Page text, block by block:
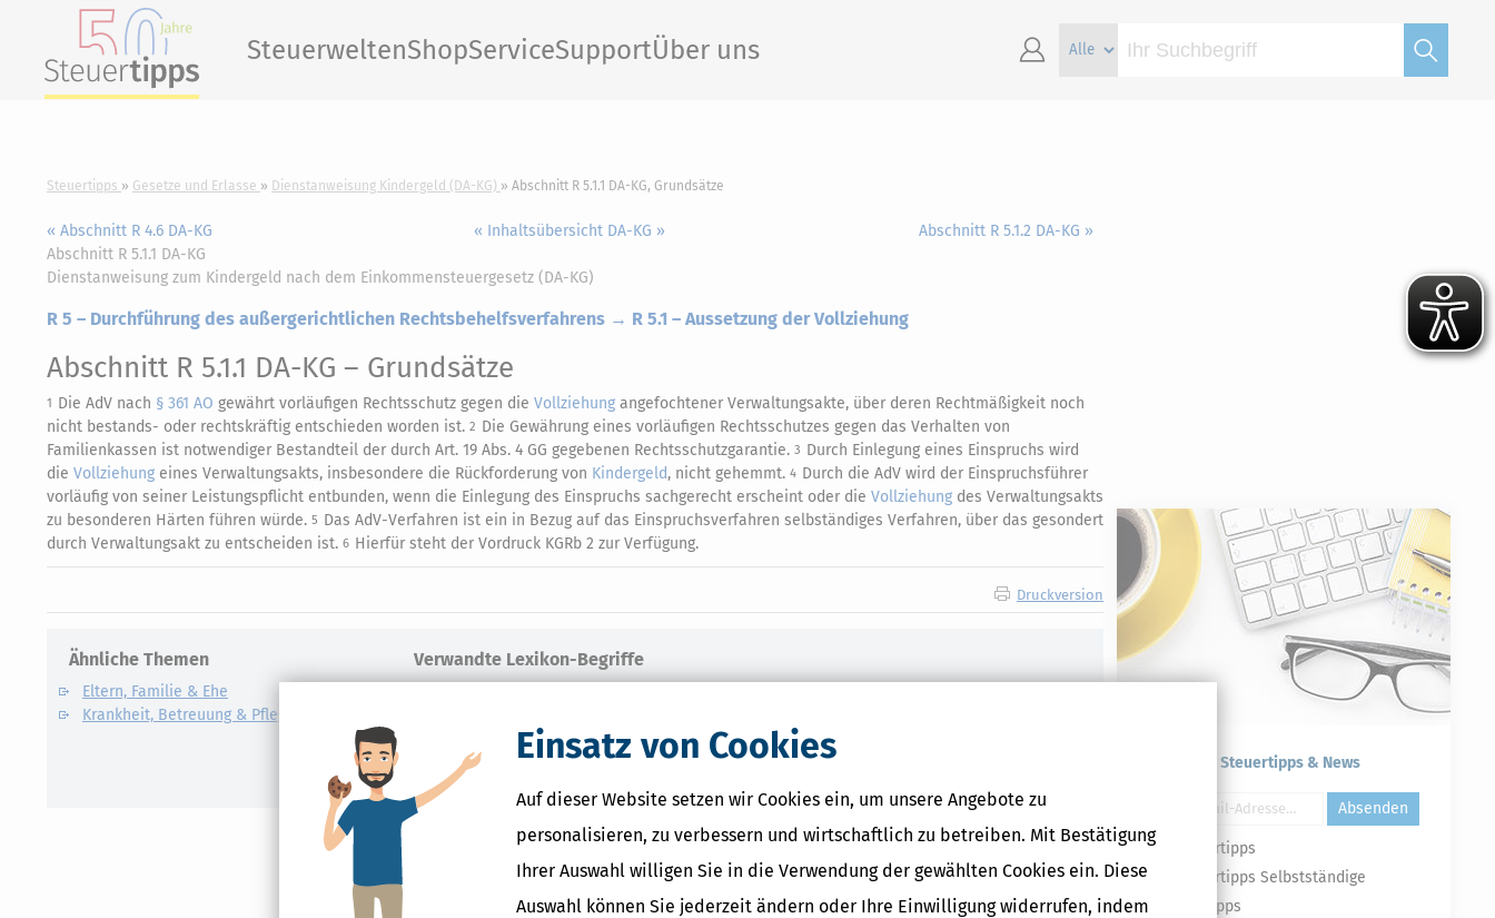
Einsatz von Cookies
Auf dieser Website setzen wir Cookies ein, um unsere Angebote zu
personalisieren, zu verbessern und wirtschaftlich zu betreiben. Mit Bestätigung
Ihrer Auswahl willigen Sie in die Verwendung der gewählten Cookies ein. Diese
Auswahl können Sie jederzeit ändern oder Ihre Einwilligung widerrufen, indem
SteuerweltenShopServiceSupportÜber uns
Steuertipps Gesetze und Erlasse Dienstanweisung Kindergeld (DA-KG) Abschnitt R 5.1.1 DA-KG, Grundsätze
« Abschnitt R 4.6 DA-KG « Inhaltsübersicht DA-KG »
Abschnitt R 5.1.2 DA-KG »
Abschnitt R 5.1.1 DA-KG
Dienstanweisung zum Kindergeld nach dem Einkommensteuergesetz (DA-KG)
R 5 – Durchführung des außergerichtlichen Rechtsbehelfsverfahrens → R 5.1 – Aussetzung der Vollziehung
Abschnitt R 5.1.1 DA-KG – Grundsätze
1 Die AdV nach § 361 AO gewährt vorläufigen Rechtsschutz gegen die Vollziehung angefochtener Verwaltungsakte, über deren Rechtmäßigkeit noch
nicht bestands- oder rechtskräftig entschieden worden ist. 2 Die Gewährung eines vorläufigen Rechtsschutzes gegen das Verhalten von
Familienkassen ist notwendiger Bestandteil der durch Art. 19 Abs. 4 GG gegebenen Rechtsschutzgarantie. 3 Durch Einlegung eines Einspruchs wird
die Vollziehung eines Verwaltungsakts, insbesondere die Rückforderung von Kindergeld, nicht gehemmt. 4 Durch die AdV wird der Einspruchsführer
vorläufig von seiner Leistungspflicht entbunden, wenn die Einlegung des Einspruchs sachgerecht erscheint oder die Vollziehung des Verwaltungsakts
zu besonderen Härten führen würde. 5 Das AdV-Verfahren ist ein in Bezug auf das Einspruchsverfahren selbständiges Verfahren, über das gesondert
durch Verwaltungsakt zu entscheiden ist. 6 Hierfür steht der Vordruck KGRb 2 zur Verfügung.
Druckversion
Ähnliche Themen
Eltern, Familie & Ehe
Krankheit, Betreuung & Pflege
Verwandte Lexikon-Begriffe
Unterhaltshöchstbetrag
Kindesunterhalt
Auslandskinder
Kostenlose Steuertipps & News
Absenden
Steuertipps
Steuertipps Selbstständige
Geldtipps